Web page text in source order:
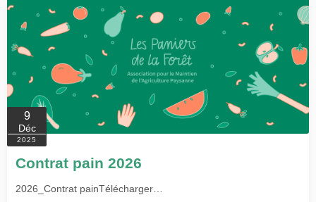
9
Déc
2025
Contrat pain 2026
2026_Contrat painTélécharger…